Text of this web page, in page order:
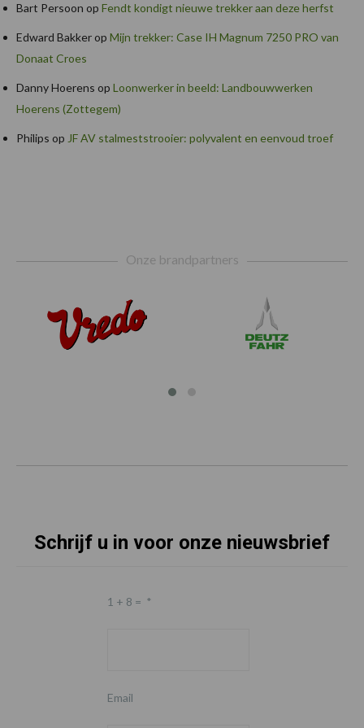
Bart Persoon op Fendt kondigt nieuwe trekker aan deze herfst
Edward Bakkerop Mijn trekker: Case IH Magnum 7250 PRO van
Donaat Croes
Danny Hoerens op Loonwerker in beeld: Landbouwwerken
Hoerens (Zottegem)
Philips op JF AV stalmeststrooier: polyvalent en eenvoud troef
Onze brandpartners
Schrijf u in voor onze nieuwsbrief
1 + 8 = *
Email